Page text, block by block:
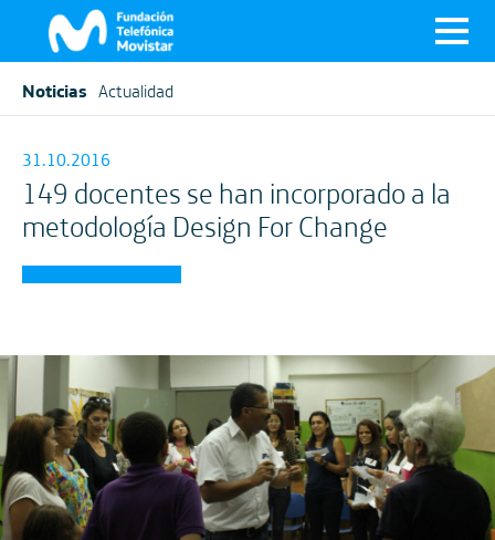
Noticias Actualidad
31.10.2016
149 docentes se han incorporado a la
metodología Design For Change